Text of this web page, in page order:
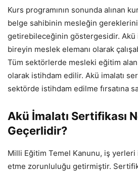
Kurs programının sonunda alınan
belge sahibinin mesleğin
getirebileceğinin göstergesidir. Akü
bireyin meslek elemanı olarak
Tüm sektörlerde mesleki eğitim
olarak istihdam edilir. Akü imalatı
sektörde istihdam edilme fırsatına
Akü İmalatı Sertifikası
Geçerlidir?
Milli Eğitim Temel Kanunu, iş
etme zorunluluğu getirmiştir.